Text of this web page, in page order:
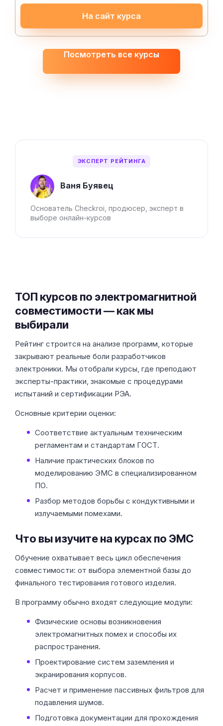
ЭКСПЕРТ РЕЙТИНГА
Ваня Буявец
Основатель Checkroi, продюсер, эксперт в
выборе онлайн-курсов
На сайт курса
Посмотреть все курсы
ТОП курсов по электромагнитной
совместимости — как мы
выбирали
Рейтинг строится на анализе программ, которые
закрывают реальные боли разработчиков
электроники. Мы отобрали курсы, где преподают
эксперты-практики, знакомые с процедурами
испытаний и сертификации РЭА.
Основные критерии оценки:
Соответствие актуальным техническим
регламентам и стандартам ГОСТ.
Наличие практических блоков по
моделированию ЭМС в специализированном
ПО.
Разбор методов борьбы с кондуктивными и
излучаемыми помехами.
Что вы изучите на курсах по ЭМС
Обучение охватывает весь цикл обеспечения
совместимости: от выбора элементной базы до
финального тестирования готового изделия.
В программу обычно входят следующие модули:
Физические основы возникновения
электромагнитных помех и способы их
распространения.
Проектирование систем заземления и
экранирования корпусов.
Расчет и применение пассивных фильтров для
подавления шумов.
Подготовка документации для прохождения